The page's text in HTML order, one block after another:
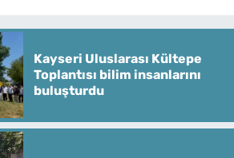
Kayseri Uluslarası Kültepe
Toplantısı bilim insanlarını
buluşturdu